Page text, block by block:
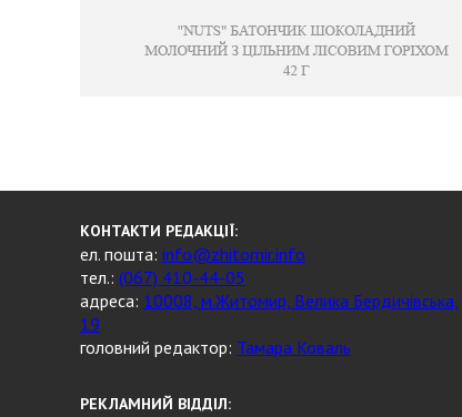
КОНТАКТИ РЕДАКЦІЇ:
ел. пошта: info@zhitomir.info
тел.: (067) 410-44-05
адреса: 10008, м.Житомир, Велика Бердичівська,
19
головний редактор: Тамара Коваль
РЕКЛАМНИЙ ВІДДІЛ: